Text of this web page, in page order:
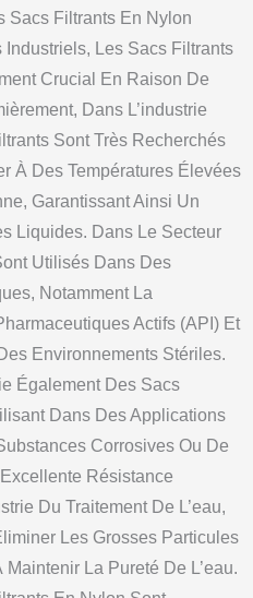
Sacs Filtrants En Nylon
Les Sacs Filtrants
Crucial En Raison De
Dans L’industrie
Sont Très Recherchés
À Des Températures Élevées
Garantissant Ainsi Un
Liquides. Dans Le Secteur
Utilisés Dans Des
Notamment La
Actifs (API) Et
Environnements Stériles.
Également Des Sacs
Dans Des Applications
Corrosives Ou De
Résistance
Du Traitement De L’eau,
Les Grosses Particules
Maintenir La Pureté De L’eau.